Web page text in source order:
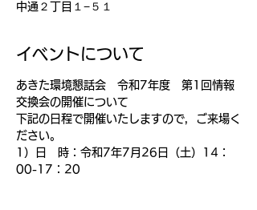
中通２丁目１−５１
イベントについて
あきた環境懇話会　令和7年度　第1回情報
交換会の開催について
下記の日程で開催いたしますので，ご来場く
ださい。
1）日　時：令和7年7月26日（土）14：
00-17：20